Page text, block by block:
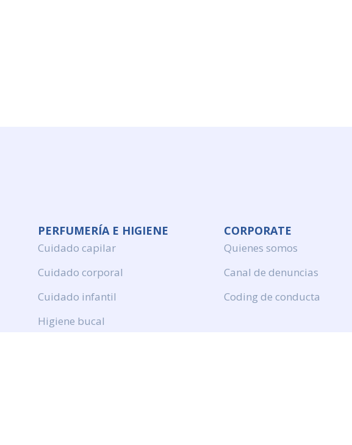
PERFUMERÍA E HIGIENE
Cuidado capilar
Cuidado corporal
Cuidado infantil
Higiene bucal
CORPORATE
Quienes somos
Canal de denuncias
Coding de conducta